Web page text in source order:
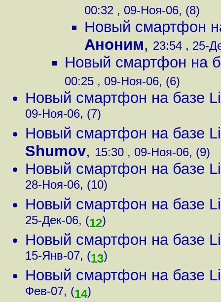
00:32 , 09-Ноя-06, (8)
Новый смартфон
Аноним, 23:54 , 25-
Новый смартфон на
00:25 , 09-Ноя-06, (6)
Новый смартфон на базе
09-Ноя-06, (7)
Новый смартфон на базе
Shumov, 15:30 , 09-Ноя-06, (9)
Новый смартфон на базе
28-Ноя-06, (10)
Новый смартфон на базе
25-Дек-06, (12)
Новый смартфон на базе
15-Янв-07, (13)
Новый смартфон на базе
Фев-07, (14)